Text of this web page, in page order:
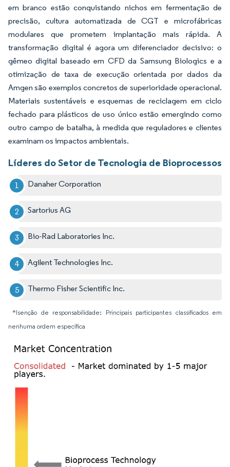
em branco estão conquistando nichos em fermentação de
precisão, cultura automatizada de CGT e microfábricas
modulares que prometem implantação mais rápida. A
transformação digital é agora um diferenciador decisivo: o
gêmeo digital baseado em CFD da Samsung Biologics e a
otimização de taxa de execução orientada por dados da
Amgen são exemplos concretos de superioridade operacional.
Materiais sustentáveis e esquemas de reciclagem em ciclo
fechado para plásticos de uso único estão emergindo como
outro campo de batalha, à medida que reguladores e clientes
examinam os impactos ambientais.
Líderes do Setor de Tecnologia de Bioprocessos
Danaher Corporation
Sartorius AG
Bio-Rad Laboratories Inc.
Agilent Technologies Inc.
Thermo Fisher Scientific Inc.
*Isenção de responsabilidade: Principais participantes classificados em
nenhuma ordem específica